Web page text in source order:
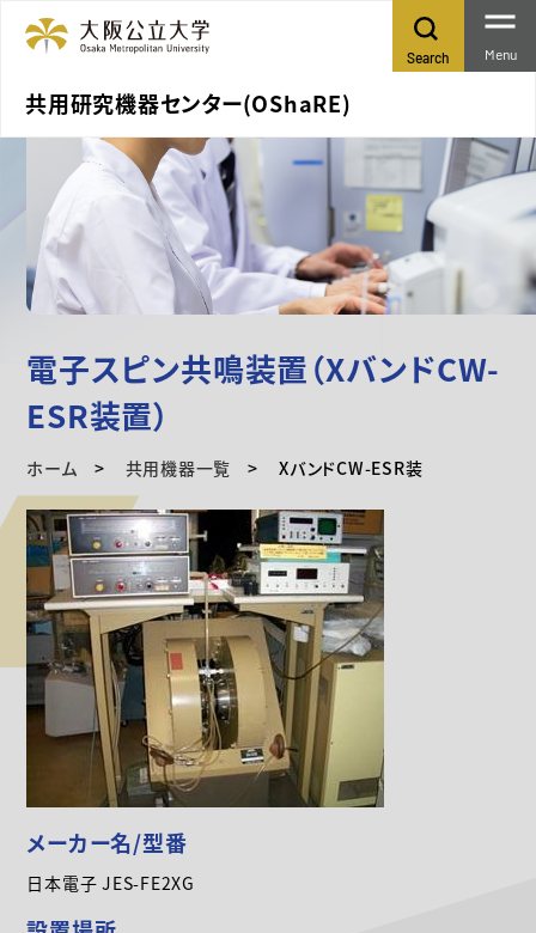
共用研究機器センター(OShaRE)
Search Menu
電子スピン共鳴装置（XバンドCW-
ESR装置）
ホーム 共用機器一覧 XバンドCW-ESR装
メーカー名/型番
日本電子 JES-FE2XG